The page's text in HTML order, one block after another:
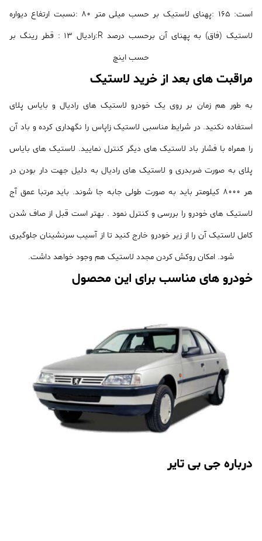
است: 165 :پهنای لاستیک بر حسب میلی متر 80 :نسبت ارتفاع دیواره
لاستیک (فاق) به پهنای آن برحسب درصد R:رادیال 13 : قطر رینگ بر
حسب اینچ
مراقبت های بعد از خرید لاستیک
به طور هم زمان بر روی یک خودرو لاستیک های رادیال و بایاس پلای
استفاده نکنید. در شرایط مناسبی لاستیک زاپاس را نگهداری کرده و باد آن
را همراه با فشار باد لاستیک های دیگر کنترل نمایید. لاستیک های بایاس
پلای به صورت ضربدری و لاستیک های رادیال به دلیل جهت دار بودن در
هر 8000 کیلومتر باید به صورت طولی جابه جا شوند. باید مرتبا عمق آج
لاستیک های خودرو را بررسی و کنترل نمود . بهتر است قبل از صاف شدن
کامل لاستیک آن را از زیر خودرو خارج کنید تا از آسیب سرنشینان جلوگیری
شود. امکان روکش کردن مجدد لاستیک هم وجود خواهد داشت.
خودرو های مناسب برای این محصول
درباره جی بی تایر